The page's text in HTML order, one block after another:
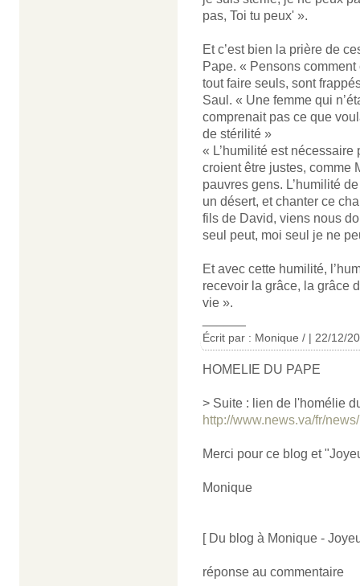
pas, Toi tu peux' ».
Et c’est bien la prière de
Pape. « Pensons
tout faire seuls, sont
Saul. « Une femme qui
comprenait pas ce que
de stérilité »
« L’humilité est
croient être justes, comme
pauvres gens. L’humilité
un désert, et chanter ce
fils de David, viens nous
seul peut, moi seul je ne
Et avec cette humilité,
recevoir la grâce, la grâce
vie ».
Écrit par : Monique / | 22/12/
HOMELIE DU PAPE
> Suite : lien de l'homélie
http://www.news.va/fr/
Merci pour ce blog et
Monique
[ Du blog à Monique -
réponse au commentaire